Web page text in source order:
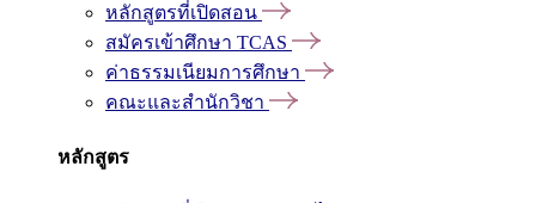
หลักสูตรที่เปิดสอน
สมัครเข้าศึกษา TCAS
ค่าธรรมเนียมการศึกษา
คณะและสำนักวิชา
หลักสูตร